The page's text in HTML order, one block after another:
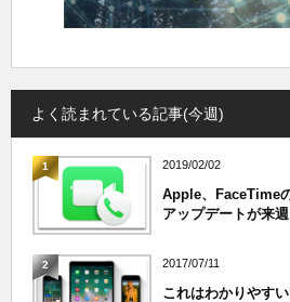
よく読まれている記事(今週)
1 2019/02/02
Apple、FaceTime
アップデートが来
2 2017/07/11
これはわかりやす